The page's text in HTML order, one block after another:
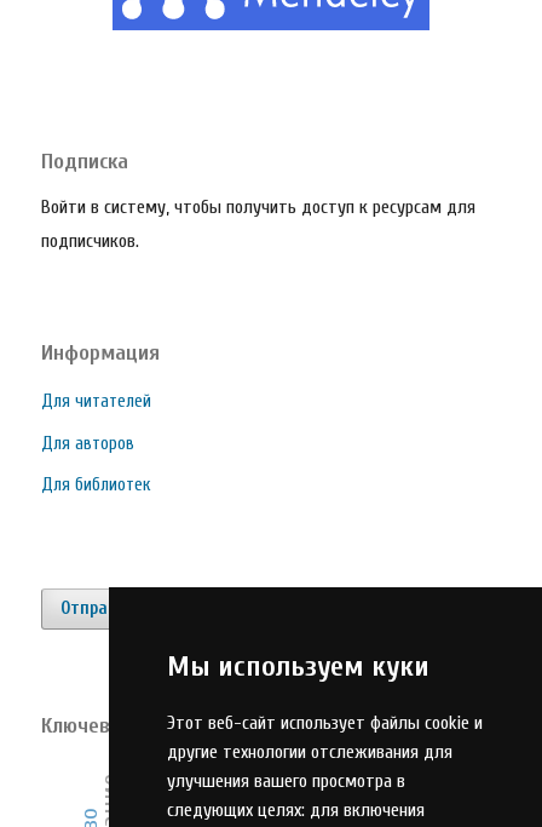
Мы используем куки
Этот веб-сайт использует файлы cookie и
другие технологии отслеживания для
улучшения вашего просмотра в
следующих целях: для включения
Подписка
Войти в систему, чтобы получить доступ к ресурсам для
подписчиков.
Информация
Для читателей
Для авторов
Для библиотек
Отправить материал
Ключевые слова
управлениеалгоритм
система